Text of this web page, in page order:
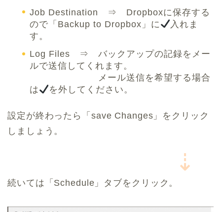
Job Destination ⇒ Dropboxに保存する
ので「Backup to Dropbox」に
入れま
す。
Log Files ⇒ バックアップの記録をメー
ルで送信してくれます。
メール送信を希望する場合
は
を外してください。
設定が終わったら「save Changes」をクリック
しましょう。
⇣
続いては「Schedule」タブをクリック。